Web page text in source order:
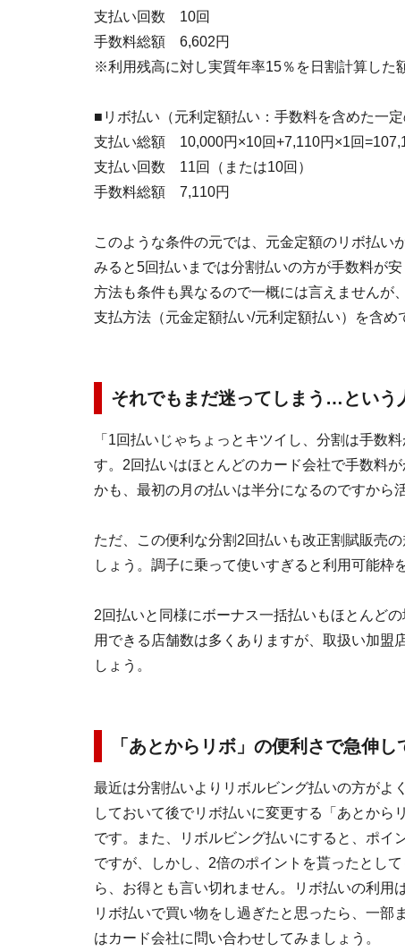
支払い回数 10回
手数料総額 6,602円
※利用残高に対し実質年率15％を日割計算した
■リボ払い（元利定額払い：手数料を含めた一定
支払い総額 10,000円×10回+7,110円×1回
支払い回数 11回（または10回）
手数料総額 7,110円
このような条件の元では、元金定額のリボ払い
みると5回払いまでは分割払いの方が手数料が
方法も条件も異なるので一概には言えませんが
支払方法（元金定額払い/元利定額払い）を含め
それでもまだ迷ってしまう…という
「1回払いじゃちょっとキツイし、分割は手数
す。2回払いはほとんどのカード会社で手数料
かも、最初の月の払いは半分になるのですから
ただ、この便利な分割2回払いも改正割賦販売
しょう。調子に乗って使いすぎると利用可能枠
2回払いと同様にボーナス一括払いもほとんど
用できる店舗数は多くありますが、取扱い加盟
しょう。
「あとからリボ」の便利さで急伸
最近は分割払いよりリボルビング払いの方がよ
しておいて後でリボ払いに変更する「あとから
です。また、リボルビング払いにすると、ポイ
ですが、しかし、2倍のポイントを貰ったとし
ら、お得とも言い切れません。リボ払いの利用
リボ払いで買い物をし過ぎたと思ったら、一部
はカード会社に問い合わせしてみましょう。